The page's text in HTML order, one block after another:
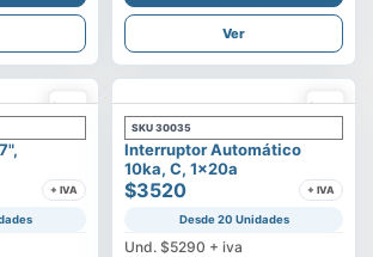
Ver
+ IVA
SKU 30035
Interruptor Automático
10ka, C, 1x20a
$3520 + IVA
Desde 20 Unidades
Und. $5290 + iva